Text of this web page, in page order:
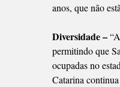
anos, que não
Diversidade –
permitindo que
ocupadas no
Catarina